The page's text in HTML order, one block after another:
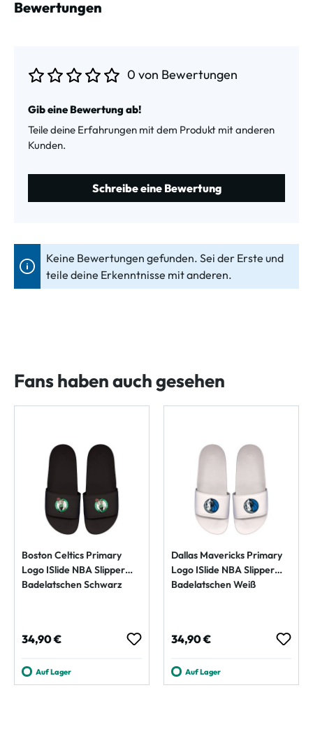
Bewertungen
0 von Bewertungen
Gib eine Bewertung ab!
Teile deine Erfahrungen mit dem Produkt mit anderen
Kunden.
Schreibe eine Bewertung
Keine Bewertungen gefunden. Sei der Erste und
teile deine Erkenntnisse mit anderen.
Fans haben auch gesehen
Boston Celtics Primary
Logo ISlide NBA Slipper
Badelatschen Schwarz
Regulärer Preis:
34,90 €
Auf Lager
Dallas Mavericks Primary
Logo ISlide NBA Slipper
Badelatschen Weiß
Regulärer Preis:
34,90 €
Auf Lager